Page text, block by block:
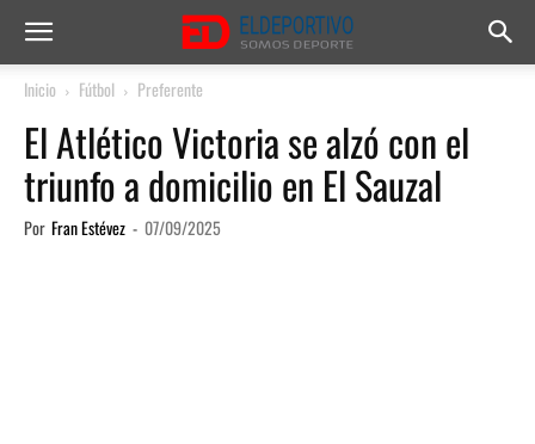
Inicio Fútbol Preferente
El Atlético Victoria se alzó con el
triunfo a domicilio en El Sauzal
Por Fran Estévez - 07/09/2025